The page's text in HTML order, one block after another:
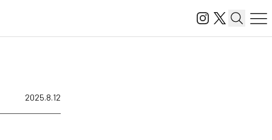
2025.8.12